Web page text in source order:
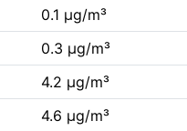
0.1 µg/m³
0.3 µg/m³
4.2 µg/m³
4.6 µg/m³